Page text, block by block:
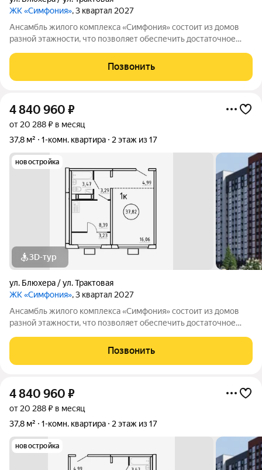
ЖК «Симфония», 3 квартал 2027
Ансамбль жилого комплекса «Симфония» состоит из домов
разной этажности, что позволяет обеспечить достаточное
времени и предлагаем квартиры с уже готовой базовой
отделкой. Заезжайте и живите! ЖК
Позвонить
4 840 960 ₽
от 20 288 ₽ в месяц
37,8 м²
1-комн. квартира 2 этаж из 17
новостройка
3D-тур
ул. Блюхера / ул. Трактовая
ЖК «Симфония», 3 квартал 2027
Ансамбль жилого комплекса «Симфония» состоит из домов
разной этажности, что позволяет обеспечить достаточное
времени и предлагаем квартиры с уже готовой базовой
отделкой. Заезжайте и живите! ЖК
Позвонить
4 840 960 ₽
от 20 288 ₽ в месяц
37,8 м²
1-комн. квартира 2 этаж из 17
новостройка